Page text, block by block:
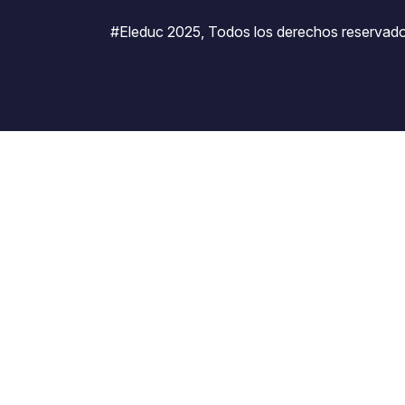
#Eleduc 2025, Todos los derechos